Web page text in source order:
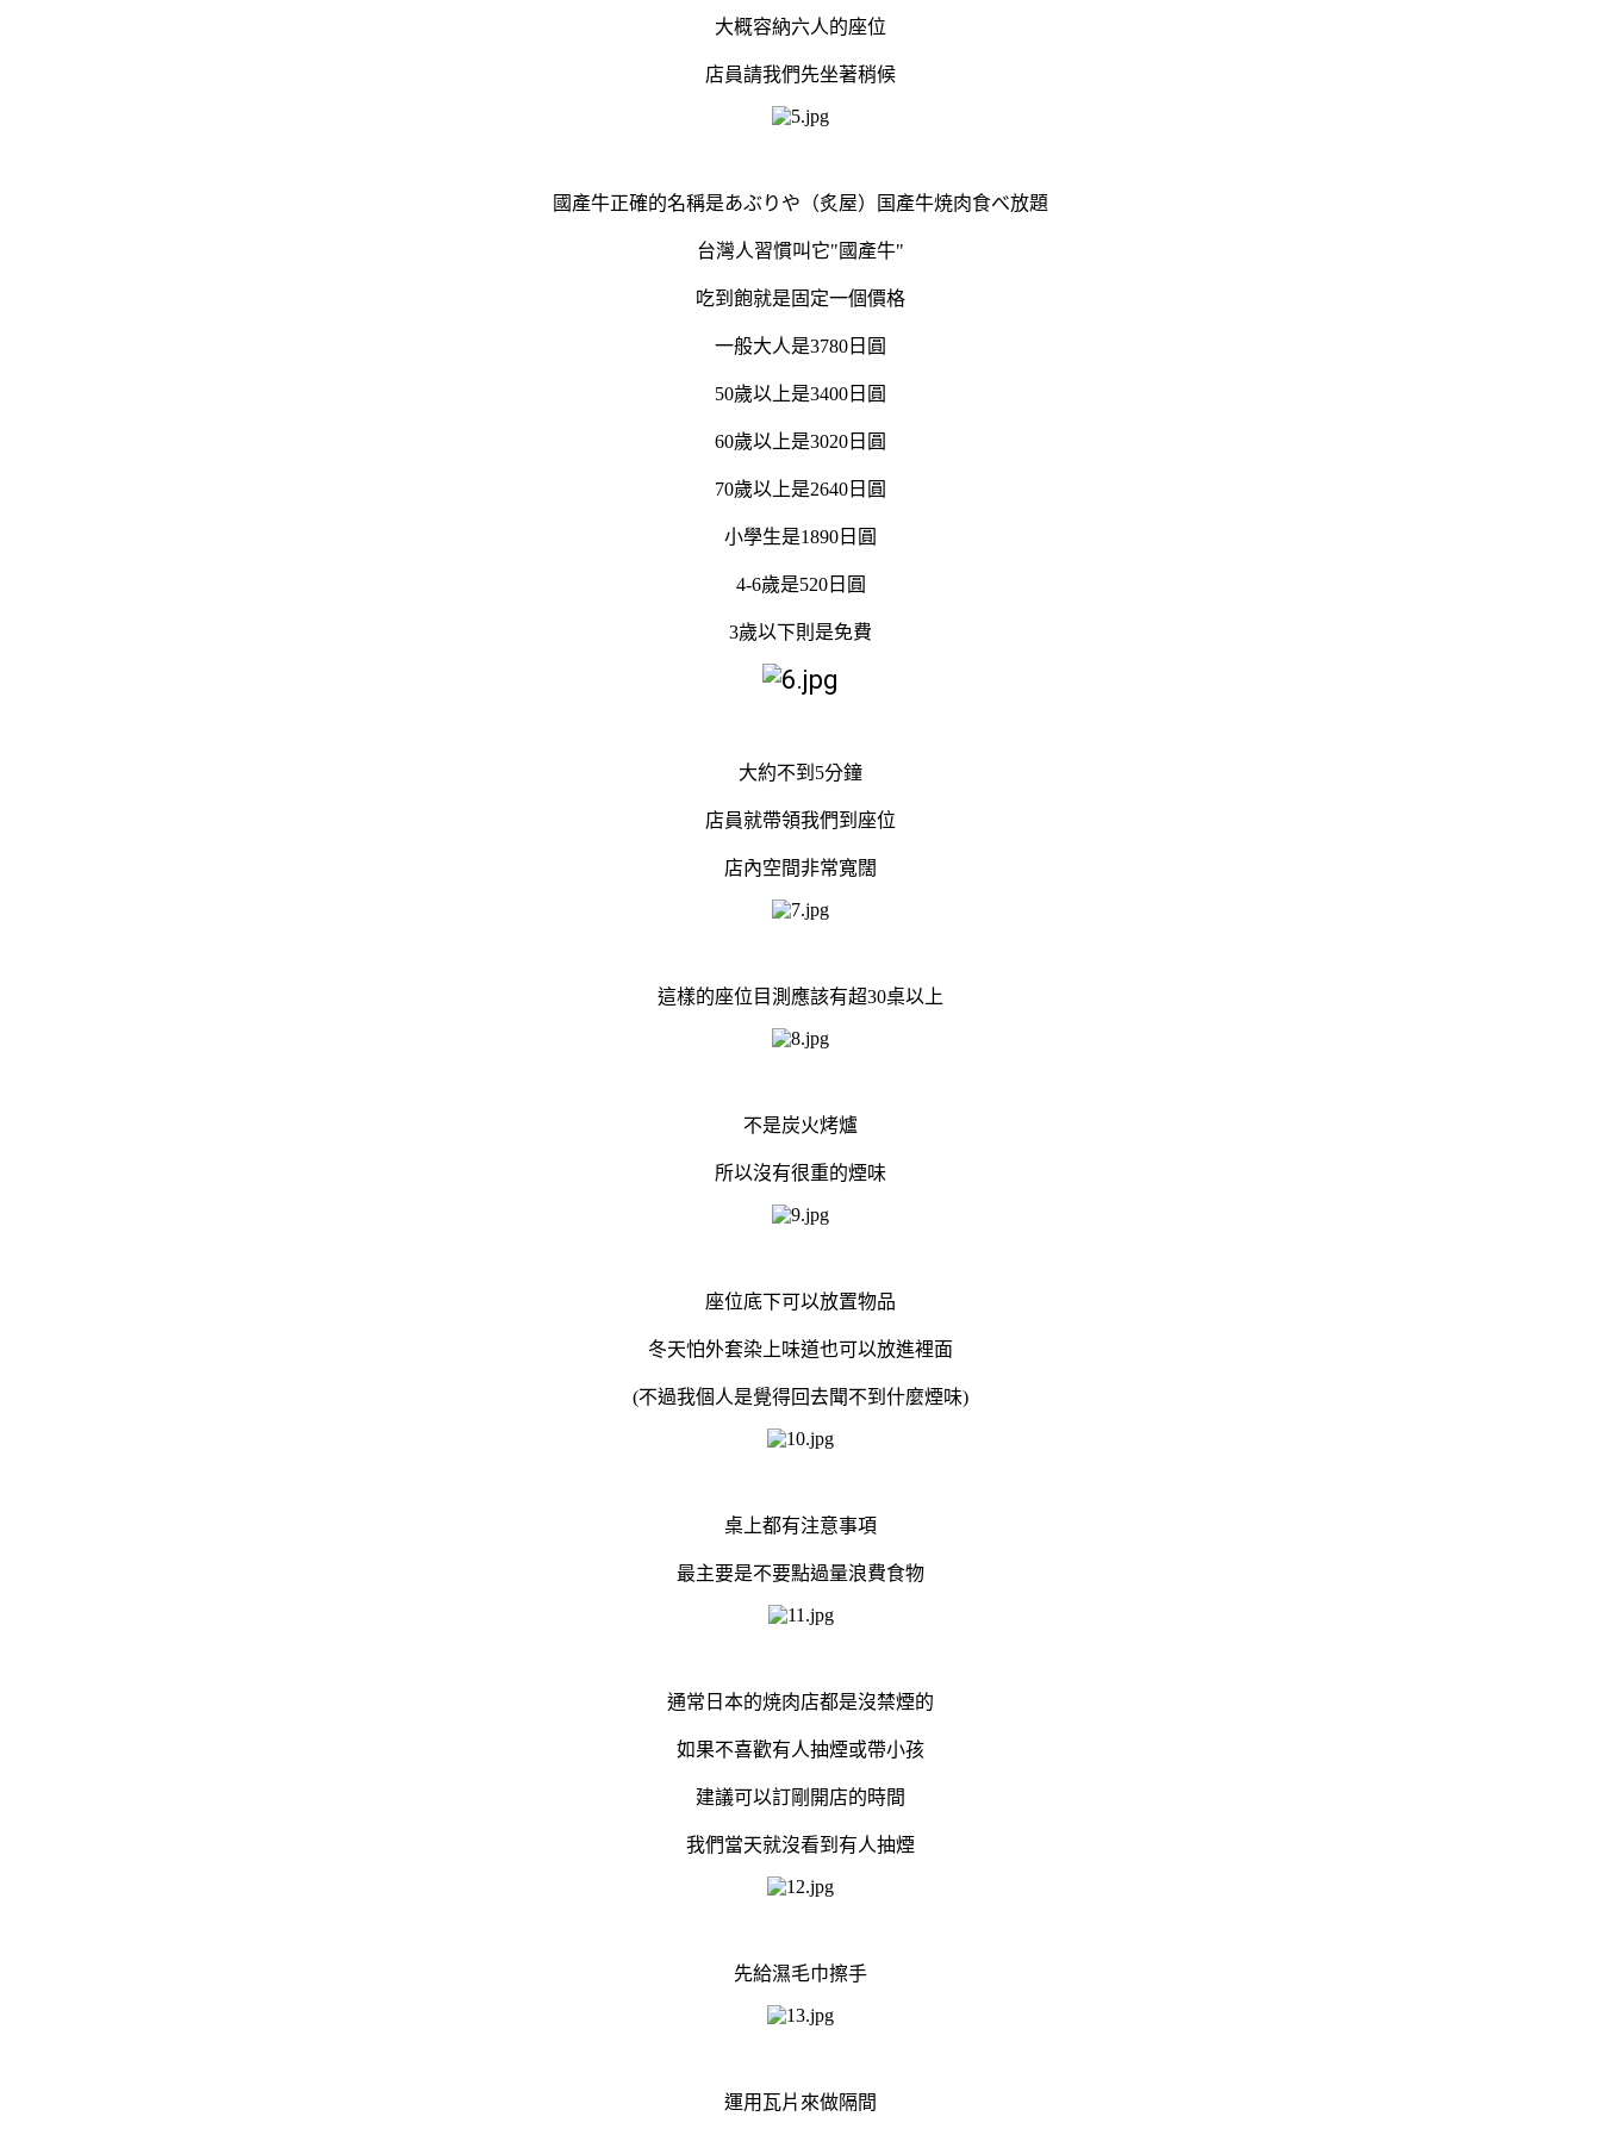
大概容納六人的座位
店員請我們先坐著稍候
國產牛正確的名稱是あぶりや（炙屋）国產牛焼肉食べ放題
台灣人習慣叫它"國產牛"
吃到飽就是固定一個價格
一般大人是3780日圓
50歲以上是3400日圓
60歲以上是3020日圓
70歲以上是2640日圓
小學生是1890日圓
4-6歲是520日圓
3歲以下則是免費
大約不到5分鐘
店員就帶領我們到座位
店內空間非常寬闊
這樣的座位目測應該有超30桌以上
不是炭火烤爐
所以沒有很重的煙味
座位底下可以放置物品
冬天怕外套染上味道也可以放進裡面
(不過我個人是覺得回去聞不到什麼煙味)
桌上都有注意事項
最主要是不要點過量浪費食物
通常日本的焼肉店都是沒禁煙的
如果不喜歡有人抽煙或帶小孩
建議可以訂剛開店的時間
我們當天就沒看到有人抽煙
先給濕毛巾擦手
運用瓦片來做隔間